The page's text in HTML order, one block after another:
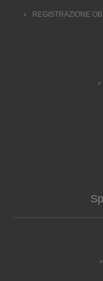
REGISTRAZIONE